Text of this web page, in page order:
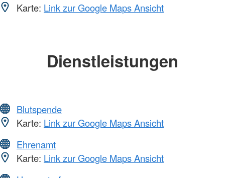
Karte: Link zur Google Maps Ansicht
Dienstleistungen
Blutspende
Karte: Link zur Google Maps Ansicht
Ehrenamt
Karte: Link zur Google Maps Ansicht